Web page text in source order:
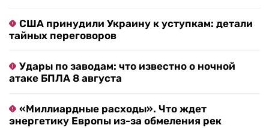
США принудили Украину к уступкам: детали
тайных переговоров
Удары по заводам: что известно о ночной
атаке БПЛА 8 августа
«Миллиардные расходы». Что ждет
энергетику Европы из-за обмеления рек